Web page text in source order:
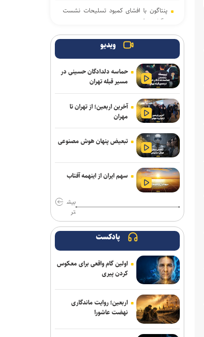
پنتاگون با افشای کمبود تسلیحات نشست
برگزار می‌کند
انفجار در حومه دمشق چند کشته و زخمی
برگزاری مجمع آژانس انرژی اتمی اوایل
شهریور در آمریکا
یمن: نقشه عربستان برای حمله به صنعاء را
در نطفه خفه کردیم
پیام هشدار مقاومت یمن به ریاض
حاج‌علی‌اکبری: تحرکات سازمان‌یافته‌ای برای
ترویج برهنگی انجام می‌شود
قدردانی از حضور حماسی ملت مبعوث
ترامپ با تهدید افشاگران، بحران مهمات
آمریکا را انکار کرد
هزار نظامی صهیونیست زخمی شده‌اند
جلسات صحن علنی مجلس هفته آینده
برگزار می‌شود
بیانیۀ خانواده شهید لاریجانی دربارۀ
گمانه‌زنی‌های رسانه‌ای
ویدیو
حماسه دلدادگان حسینی در
مسیر قبله تهران
آخرین اربعین؛ از تهران تا
مهران
تبعیض پنهان هوش مصنوعی
سهم ایران از اینهمه آفتاب
بیش
تر
پادکست
اولین گام واقعی برای معکوس
کردن پیری
اربعین؛ روایت ماندگاری
نهضت عاشورا